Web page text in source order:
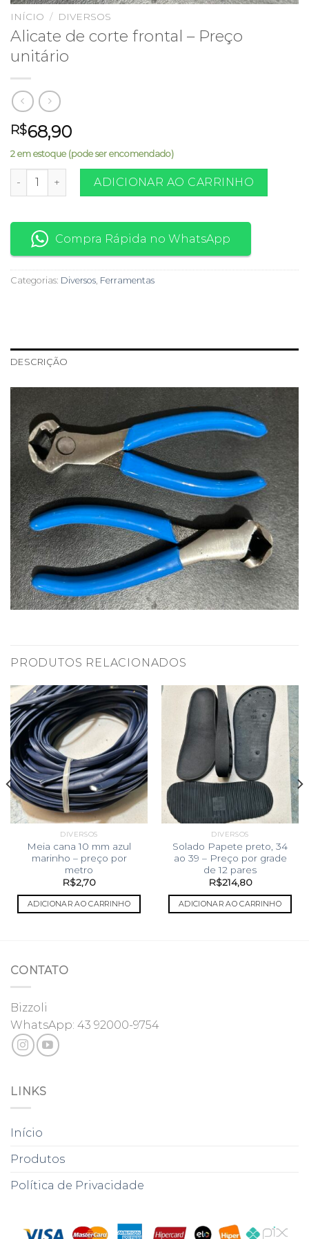
INÍCIO / DIVERSOS
Alicate de corte frontal – Preço
unitário
R$68,90
2 em estoque (pode ser encomendado)
Alicate de corte frontal - Preço unitário quantidade
ADICIONAR AO CARRINHO
Compra Rápida no WhatsApp
Categorias: Diversos Ferramentas
DESCRIÇÃO
PRODUTOS RELACIONADOS
DIVERSOS
Meia cana 10 mm azul
marinho – preço por
metro
R$2,70
ADICIONAR AO CARRINHO
DIVERSOS
Solado Papete preto, 34
ao 39 – Preço por grade
de 12 pares
R$214,80
ADICIONAR AO CARRINHO
CONTATO
Bizzoli
WhatsApp: 43 92000-9754
LINKS
Início
Produtos
Política de Privacidade